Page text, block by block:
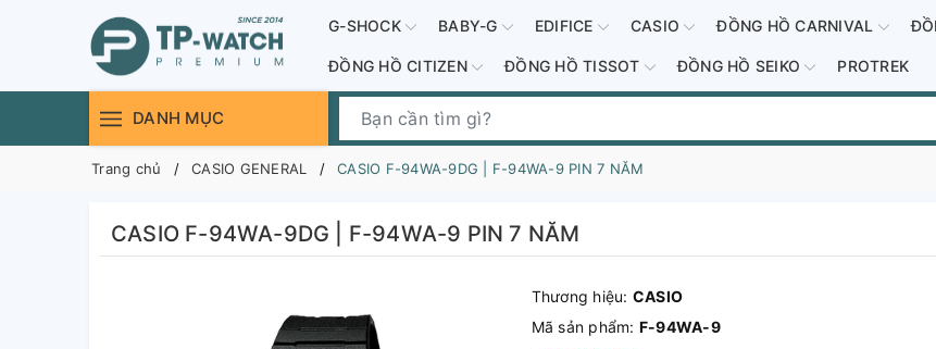
G-SHOCK BABY-G EDIFICE CASIO ĐỒNG HỒ CARNIVAL
ĐỒNG HỒ CITIZEN ĐỒNG HỒ TISSOT ĐỒNG HỒ SEIKO PROTREK
DANH MỤC
Trang chủ CASIO GENERAL CASIO F-94WA-9DG | F-94WA-9 PIN 7 NĂM
CASIO F-94WA-9DG | F-94WA-9 PIN 7 NĂM
Thương hiệu: CASIO
Mã sản phẩm: F-94WA-9